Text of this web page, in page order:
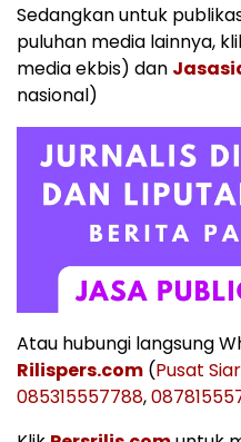
Sedangkan untuk
puluhan media lainnya,
media ekbis) dan
nasional)
Atau hubungi langsung
Rilispers.com (Pusat
085315557788,